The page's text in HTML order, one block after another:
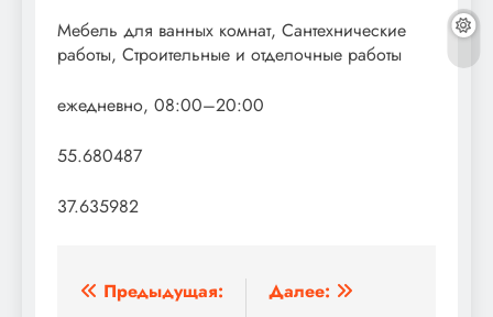
Мебель для ванных комнат, Сантехнические
работы, Строительные и отделочные работы
ежедневно, 08:00–20:00
55.680487
37.635982
Навигация
Предыдущая:
Далее: